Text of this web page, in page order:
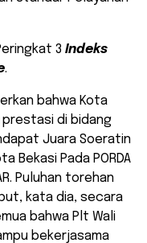
3 Indeks
.
bahwa Kota
prestasi di bidang
Juara Soeratin
Bekasi Pada PORDA
Puluhan torehan
kata dia, secara
bahwa Plt Wali
bekerjasama